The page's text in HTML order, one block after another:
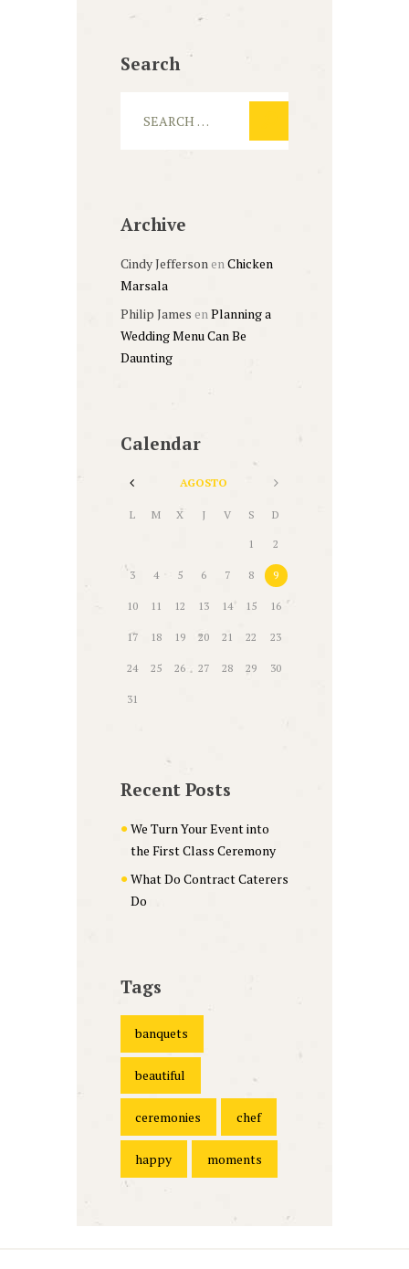
Search
Archive
Cindy JeffersonenChicken
Marsala
Philip James enPlanning a
Wedding Menu Can Be
Daunting
Calendar
AGOSTO
L M X J V S D
1 2
3 4 5 6 7 8 9
10 11 12 13 14 15 16
17 18 19 20 21 22 23
24 25 26 27 28 29 30
31
Recent Posts
We Turn Your Event into
the First Class Ceremony
What Do Contract Caterers
Do
Tags
banquets
beautiful
ceremonies chef
happy moments